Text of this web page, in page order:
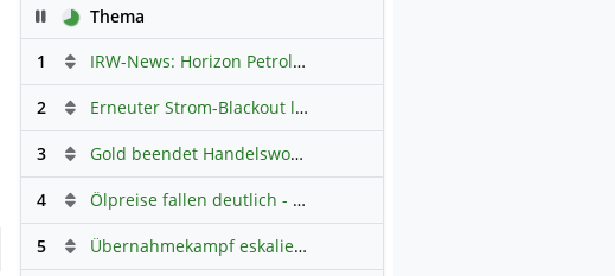
PauseThema
1
IRW-News: Horizon Petroleum Ltd. : Horizon Petroleum beginnt mit der Testförderung im Projekt Lachowice in Polen und schließt die Platzierung einer überzeichneten Wandelanleihe ab
2 Erneuter Strom-Blackout legt ganz Kuba lahm
3 Gold beendet Handelswoche mit Knall: Barrick Mining – Ist diese Aktie wieder ein Kauf?
4 Ölpreise fallen deutlich - Fortschritte zwischen USA und Iran belasten
5 Übernahmekampf eskaliert: Wird die Commerzbank italienisch?